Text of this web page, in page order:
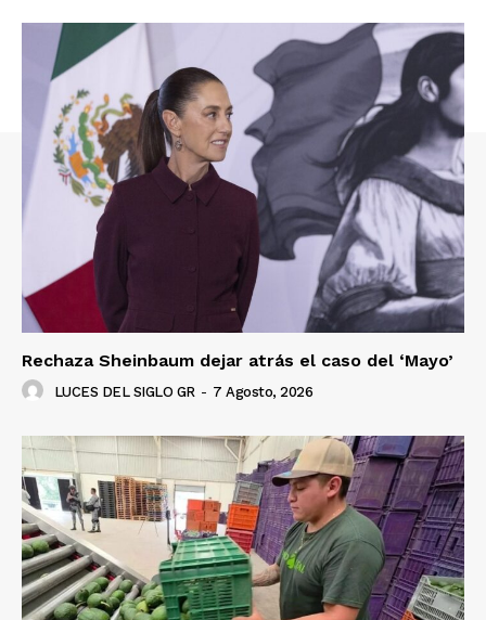
Rechaza Sheinbaum dejar atrás el caso del ‘Mayo’
LUCES DEL SIGLO GR - 7 Agosto, 2026